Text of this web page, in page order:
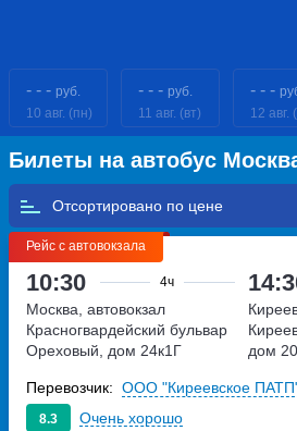
- - - руб.
10 авг. (пн)
- - - руб.
11 авг. (вт)
- - -
12 авг.
Билеты на автобус
Отсортировано по
Рейс с автовокзала
10:30 4ч
Москва, автовокзал
Красногвардейский бульвар
Ореховый, дом 24к1Г
дом 20
8.3 Очень хорошо
Перевозчик: ООО "Киреевское